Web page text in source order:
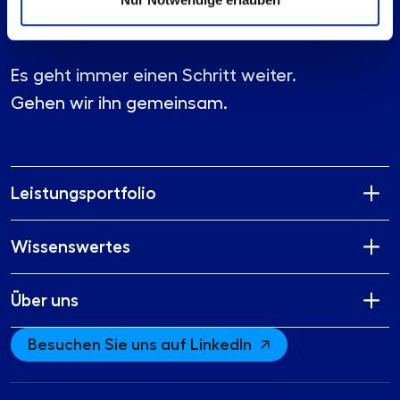
Es geht immer einen Schritt weiter.
Gehen wir ihn gemeinsam.
Leistungsportfolio
Wissenswertes
Über uns
Besuchen Sie uns auf LinkedIn